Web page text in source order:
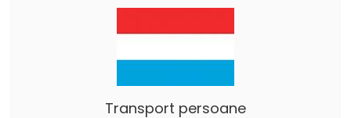
Transport persoane